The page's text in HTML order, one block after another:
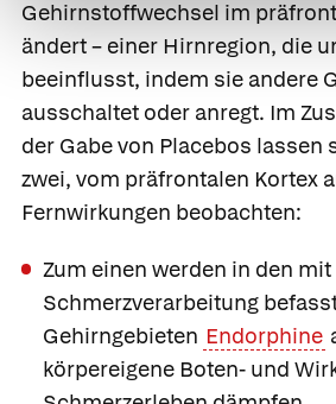
Gehirnstoffwechsel im
ändert – einer Hirnregion, die
beeinflusst, indem sie andere
ausschaltet oder anregt. Im
der Gabe von Placebos lassen
zwei, vom präfrontalen Kortex
Fernwirkungen beobachten:
Zum einen werden in den
Schmerzverarbeitung
Gehirngebieten Endorphine
körpereigene Boten- und